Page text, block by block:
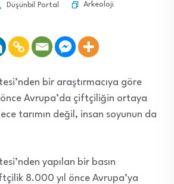
Düşünbil Portal Arkeoloji
bir araştırmacıya göre
Avrupa’da çiftçiliğin ortaya
tarımın değil, insan soyunun da
yapılan bir basın
8.000 yıl önce Avrupa’ya